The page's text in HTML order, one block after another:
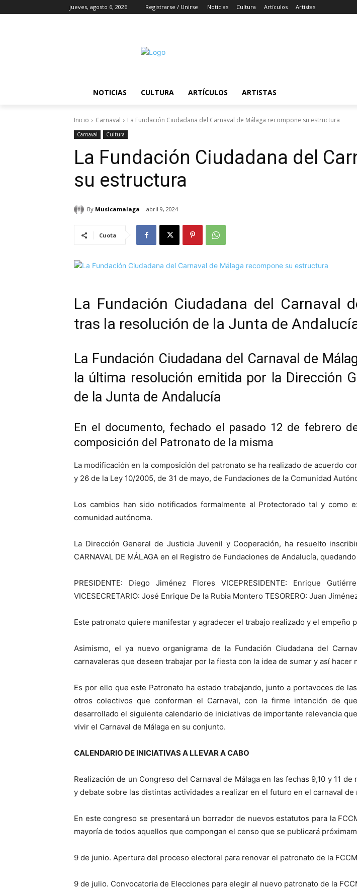
jueves, agosto 6, 2026 Registrarse / Unirse Noticias Cultura Artículos Artistas
NOTICIAS CULTURA ARTÍCULOS ARTISTAS
Inicio Carnaval La Fundación Ciudadana del Carnaval de Málaga recompone su estructura
Carnaval Cultura
La Fundación Ciudadana del
su estructura
By Musicamalaga abril 9, 2024
Cuota
La Fundación Ciudadana del Carnaval
tras la resolución de la Junta de
La Fundación Ciudadana del Carnaval de
la última resolución emitida por la Dirección
de la Junta de Andalucía
En el documento, fechado el pasado 12 de febrero
composición del Patronato de la misma
La modificación en la composición del patronato se ha realizado de acuerdo
y 26 de la Ley 10/2005, de 31 de mayo, de Fundaciones de la Comunidad
Los cambios han sido notificados formalmente al Protectorado tal y
comunidad autónoma.
La Dirección General de Justicia Juvenil y Cooperación, ha resuelto
CARNAVAL DE MÁLAGA en el Registro de Fundaciones de Andalucía,
PRESIDENTE: Diego Jiménez Flores VICEPRESIDENTE: Enrique
VICESECRETARIO: José Enrique De la Rubia Montero TESORERO: Juan
Este patronato quiere manifestar y agradecer el trabajo realizado y el
Asimismo, el ya nuevo organigrama de la Fundación Ciudadana del
carnavaleras que deseen trabajar por la fiesta con la idea de sumar y así
Es por ello que este Patronato ha estado trabajando, junto a portavoces de
otros colectivos que conforman el Carnaval, con la firme intención de
desarrollado el siguiente calendario de iniciativas de importante relevancia
vivir el Carnaval de Málaga en su conjunto.
CALENDARIO DE INICIATIVAS A LLEVAR A CABO
Realización de un Congreso del Carnaval de Málaga en las fechas 9,10 y 11
y debate sobre las distintas actividades a realizar en el futuro en el carnaval de
En este congreso se presentará un borrador de nuevos estatutos para la
mayoría de todos aquellos que compongan el censo que se publicará
9 de junio. Apertura del proceso electoral para renovar el patronato de la
9 de julio. Convocatoria de Elecciones para elegir al nuevo patronato de la